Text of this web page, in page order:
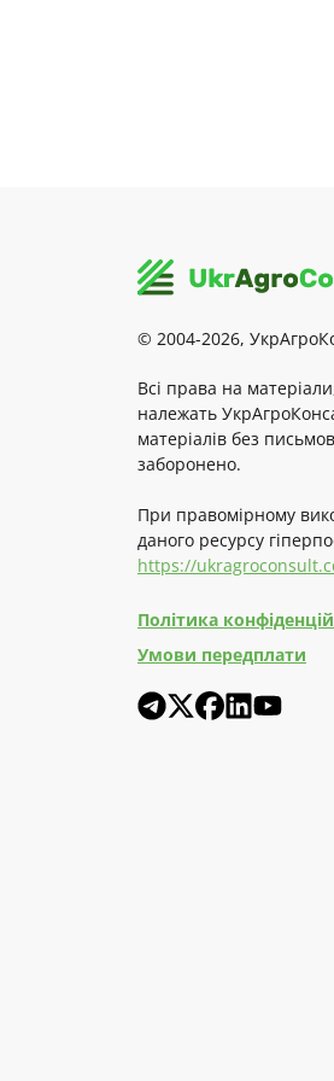
© 2004-2026,
Всі права на
належать
матеріалів без
заборонено.
При правомірному
даного ресурсу
https://
Політика
Умови передплати